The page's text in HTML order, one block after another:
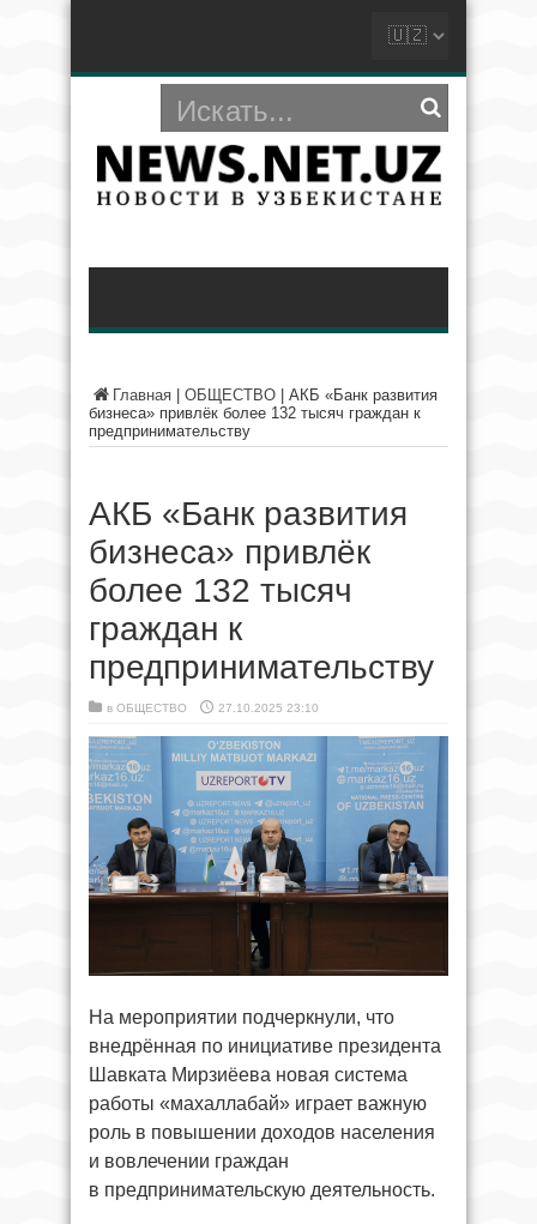
Главная ОБЩЕСТВО
АКБ «Банк развития
бизнеса» привлёк более 132 тысяч граждан к
предпринимательству
АКБ «Банк развития
бизнеса» привлёк
более 132 тысяч
граждан к
предпринимательству
в ОБЩЕСТВО 27.10.2025 23:10
На мероприятии подчеркнули, что
внедрённая по инициативе президента
Шавката Мирзиёева новая система
работы «махаллабай» играет важную
роль в повышении доходов населения
и вовлечении граждан
в предпринимательскую деятельность.